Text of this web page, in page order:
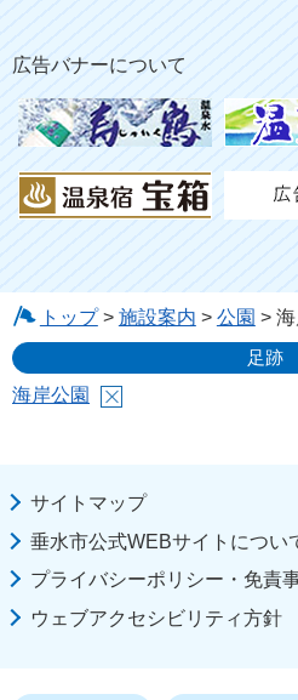
広告バナーについて
トップ> 施設案内 > 公園 >
足跡
海岸公園
サイトマップ
垂水市公式WEBサイトについ
プライバシーポリシー・免責
ウェブアクセシビリティ方針